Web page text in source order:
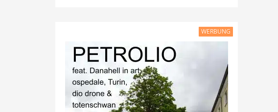
WERBUNG